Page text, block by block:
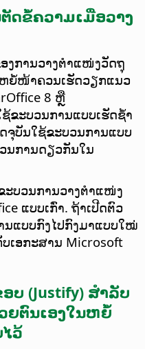
ດຂໍ້ຄວາມເມື່ອວາງ
ງການວາງຕຳແໜ່ງວັດຖຸ
ຍໍ້ໜ້າຄວນເຮັດວຽກແນວ
8 ຫຼື
ຂະບວນການແບບເຮັດຊ້ຳ
ຈຸບັນໃຊ້ຂະບວນການແບບ
ນການດຽວກັນໃນ
ະບວນການວາງຕຳແໜ່ງ
ແບບເກົ່າ. ຖ້າເປີດຕົວ
ນແບບກົງໄປກົງມາແບບໃໝ່
ເອກະສານ Microsoft
(Justify) ສຳລັບ
ຕົນເອງໃນຫຍໍ້
ວ້